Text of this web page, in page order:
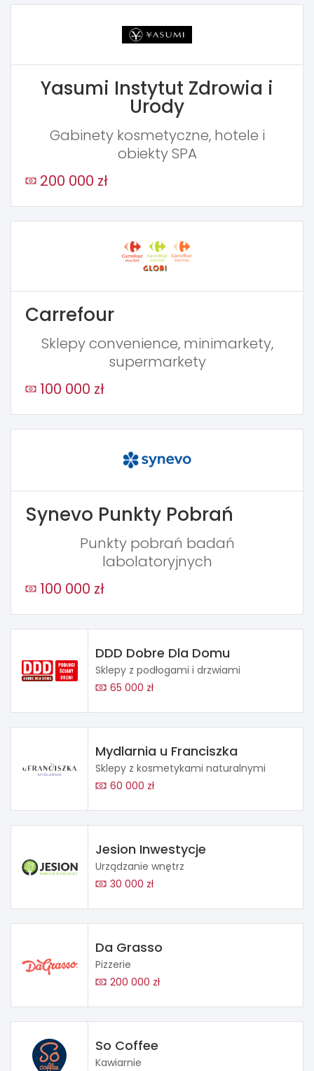
Yasumi Instytut Zdrowia i
Urody
Gabinety kosmetyczne, hotele i
obiekty SPA
200 000 zł
Carrefour
Sklepy convenience, minimarkety,
supermarkety
100 000 zł
Synevo Punkty Pobrań
Punkty pobrań badań
labolatoryjnych
100 000 zł
DDD Dobre Dla Domu
Sklepy z podłogami i drzwiami
65 000 zł
Mydlarnia u Franciszka
Sklepy z kosmetykami naturalnymi
60 000 zł
Jesion Inwestycje
Urządzanie wnętrz
30 000 zł
Da Grasso
Pizzerie
200 000 zł
So Coffee
Kawiarnie